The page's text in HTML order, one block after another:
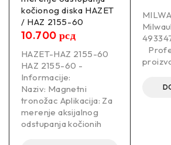
kočionog diska HAZET
/ HAZ 2155-60
10.700 рсд
HAZET-HAZ 2155-60
HAZ 2155-60 -
Informacije:
Naziv: Magnetni
tronožac Aplikacija: Za
merenje aksijalnog
odstupanja kočionih